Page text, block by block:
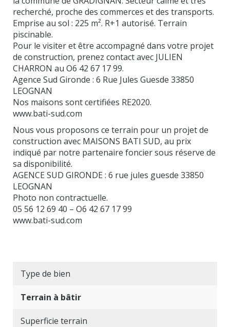
recherché, proche des commerces et des transports.
Emprise au sol : 225 m². R+1 autorisé. Terrain
piscinable.
Pour le visiter et être accompagné dans votre projet
de construction, prenez contact avec JULIEN
CHARRON au O6 42 67 17 99.
Agence Sud Gironde : 6 Rue Jules Guesde 33850
LEOGNAN
Nos maisons sont certifiées RE2020.
www.bati-sud.com
Nous vous proposons ce terrain pour un projet de
construction avec MAISONS BATI SUD, au prix
indiqué par notre partenaire foncier sous réserve de
sa disponibilité.
AGENCE SUD GIRONDE : 6 rue jules guesde 33850
LEOGNAN
Photo non contractuelle.
05 56 12 69 40 – O6 42 67 17 99
www.bati-sud.com
Type de bien
Terrain à bâtir
Superficie terrain